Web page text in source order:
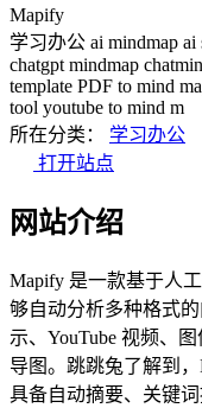
Mapify
学习办公 ai mindmap ai
chatgpt mindmap
template PDF to mind
tool youtube to mind m
所在分类：
学习办公
打开站点
网站介绍
Mapify 是一款基于人
够自动分析多种格式
示、YouTube 视频、
导图。跳跳兔了解到
具备自动摘要、关键